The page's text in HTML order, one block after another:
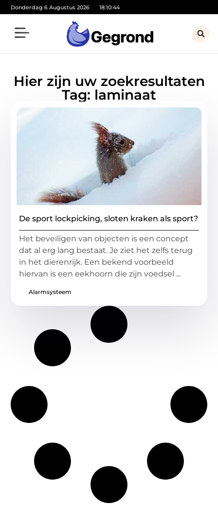
Donderdag 6 Augustus 2026 18:10:44
Hier zijn uw zoekresultaten
Tag: laminaat
De sport lockpicking, sloten kraken als sport?
Het beveiligen van objecten is een concept
dat al erg lang bestaat. Je ziet het zelfs terug
in het dierenrijk. Een bekend voorbeeld
hiervan is een eekhoorn die zijn voedsel ...
Alarmsysteem